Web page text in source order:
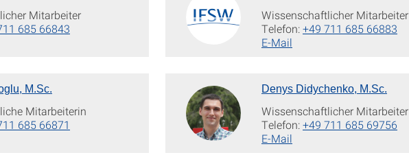
Mitarbeiter
685 66843
Wissenschaftlicher Mitarbeiter
Telefon:+49 711 685 66883
E-Mail
M.Sc.
Mitarbeiterin
685 66871
Denys Didychenko, M.Sc.
Wissenschaftlicher Mitarbeiter
Telefon:+49 711 685 69756
E-Mail